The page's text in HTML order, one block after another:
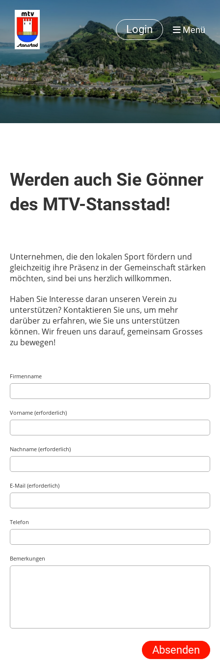
Login Menü
Werden auch Sie Gönner
des MTV-Stansstad!
Unternehmen, die den lokalen Sport fördern und
gleichzeitig ihre Präsenz in der Gemeinschaft stärken
möchten, sind bei uns herzlich willkommen.
Haben Sie Interesse daran unseren Verein zu
unterstützen? Kontaktieren Sie uns, um mehr
darüber zu erfahren, wie Sie uns unterstützen
können. Wir freuen uns darauf, gemeinsam Grosses
zu bewegen!
Firmenname
Vorname (erforderlich)
Nachname (erforderlich)
E-Mail (erforderlich)
Telefon
Bemerkungen